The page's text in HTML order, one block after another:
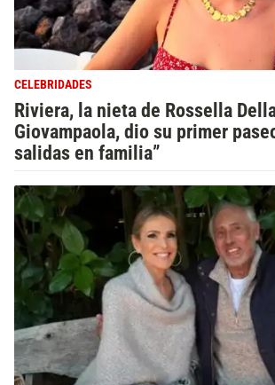
CELEBRIDADES
Riviera, la nieta de Rossella
Giovampaola, dio su primer
salidas en familia”